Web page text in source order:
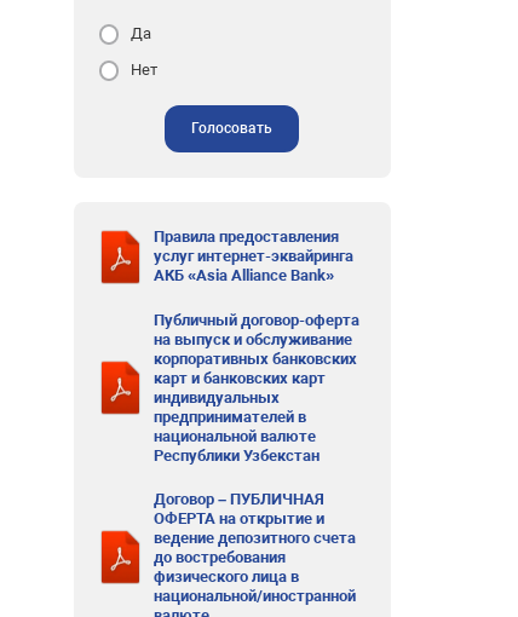
Да
Нет
Голосовать
Правила предоставления
услуг интернет-эквайринга
АКБ «Asia Alliance Bank»
Публичный договор-оферта
на выпуск и обслуживание
корпоративных банковских
карт и банковских карт
индивидуальных
предпринимателей в
национальной валюте
Республики Узбекстан
Договор – ПУБЛИЧНАЯ
ОФЕРТА на открытие и
ведение депозитного счета
до востребования
физического лица в
национальной/иностранной